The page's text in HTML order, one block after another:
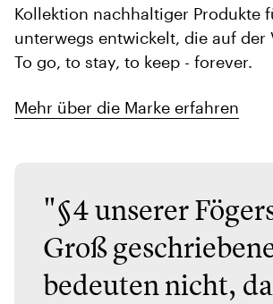
Kollektion nachhaltiger Produkte
unterwegs entwickelt, die auf der
To go, to stay, to keep - forever.
Mehr über die Marke erfahren
"§4 unserer
Groß
bedeuten nicht,